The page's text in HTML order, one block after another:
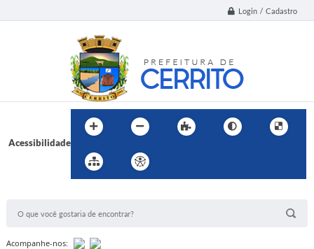
Login / Cadastro
Acessibilidade
Acompanhe-nos: